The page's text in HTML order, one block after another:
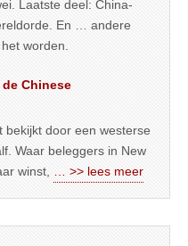
Laatste deel: China-
En … andere
worden.
Chinese
bekijkt door een westerse
Waar beleggers in New
winst,
… >> lees meer